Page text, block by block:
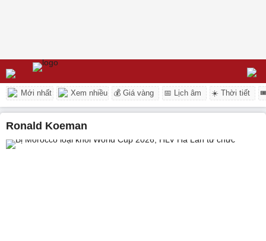
Mới nhất Xem nhiều 💰 Giá vàng 📅 Lịch âm ☀️ Thời tiết
Ronald Koeman